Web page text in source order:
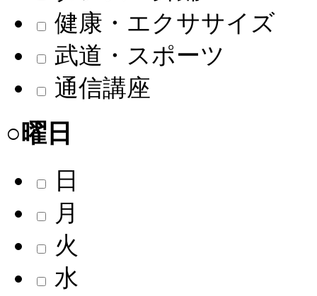
健康・エクササイズ
武道・スポーツ
通信講座
○曜日
日
月
火
水